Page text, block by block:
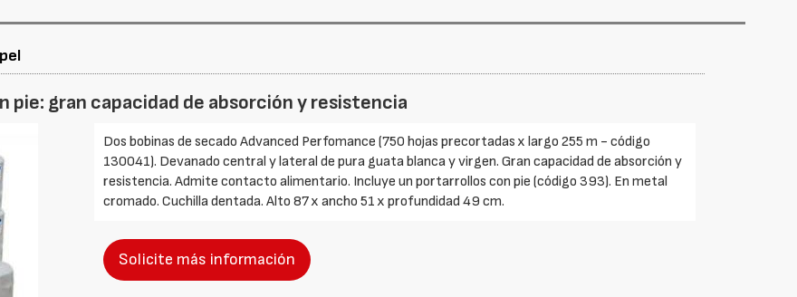
pie: gran capacidad de absorción y resistencia
Dos bobinas de secado Advanced Perfomance (750 hojas precortadas x largo 255 m - código
130041). Devanado central y lateral de pura guata blanca y virgen. Gran capacidad de absorción y
resistencia. Admite contacto alimentario. Incluye un portarrollos con pie (código 393). En metal
cromado. Cuchilla dentada. Alto 87 x ancho 51 x profundidad 49 cm.
Solicite más información